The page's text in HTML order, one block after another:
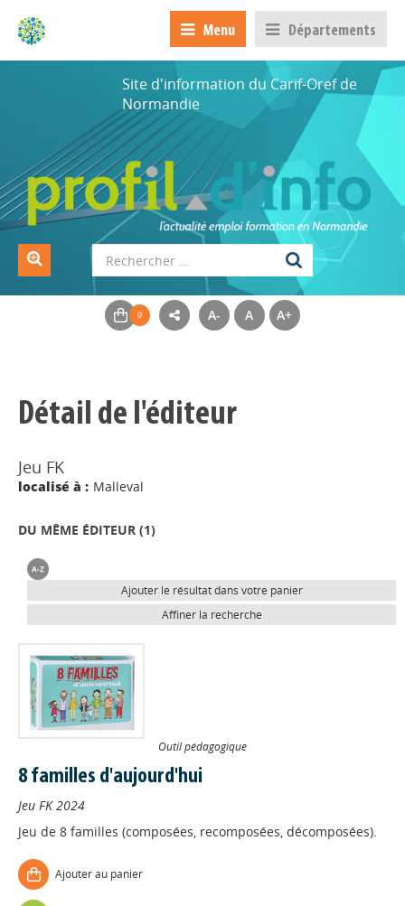
Menu Départements
Site d'information du Carif-Oref de
Normandie
A- A A+
Détail de l'éditeur
Jeu FK
localisé à : Malleval
DU MÊME ÉDITEUR (1)
Ajouter le résultat dans votre panier
Affiner la recherche
Outil pédagogique
8 familles d'aujourd'hui
Jeu FK 2024
Jeu de 8 familles (composées, recomposées, décomposées).
Ajouter au panier